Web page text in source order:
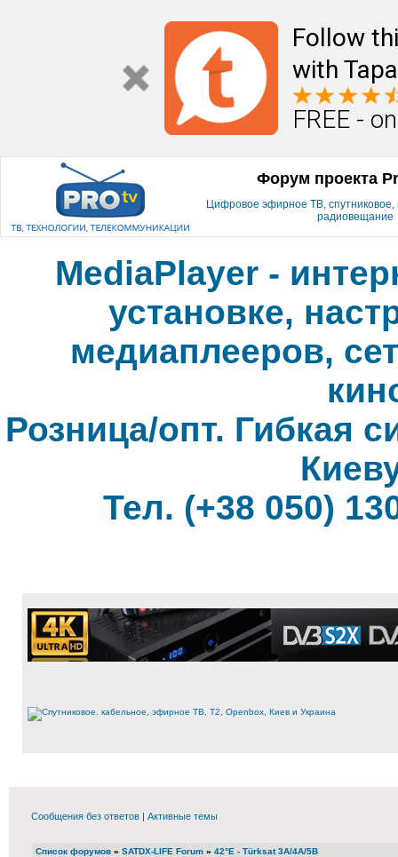
Follow
with
FREE -
Форум проекта
Цифровое эфирное ТВ, спутниковое,
радиовещание
MediaPlayer -
установке,
медиаплееров,
Розница/опт. Гибкая
Тел. (+38 050)
Сообщения без ответов | Активные темы
Список форумов » SATDX-LIFE Forum » 42°E - Türksat 3A/4A/5B